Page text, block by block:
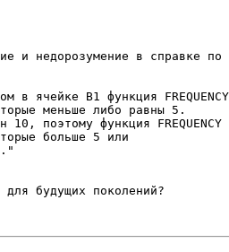
и недорозумение в справке по
в ячейке B1 функция
меньше либо равны 5.
поэтому функция FREQUENCY
больше 5 или
будущих поколений?